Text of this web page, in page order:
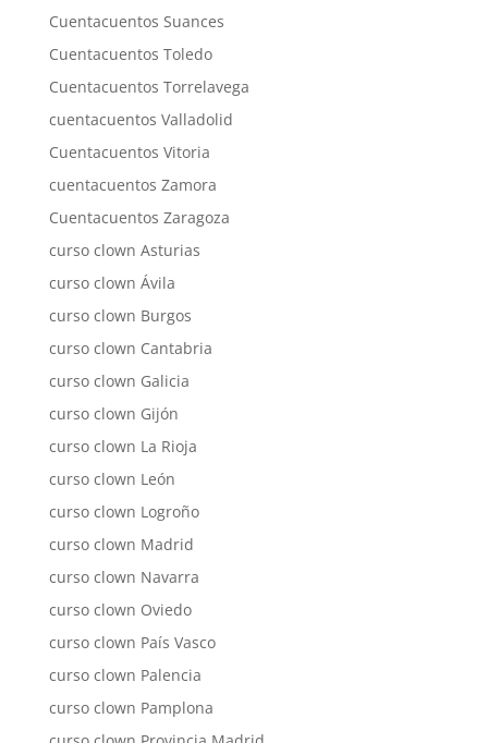
Cuentacuentos Suances
Cuentacuentos Toledo
Cuentacuentos Torrelavega
cuentacuentos Valladolid
Cuentacuentos Vitoria
cuentacuentos Zamora
Cuentacuentos Zaragoza
curso clown Asturias
curso clown Ávila
curso clown Burgos
curso clown Cantabria
curso clown Galicia
curso clown Gijón
curso clown La Rioja
curso clown León
curso clown Logroño
curso clown Madrid
curso clown Navarra
curso clown Oviedo
curso clown País Vasco
curso clown Palencia
curso clown Pamplona